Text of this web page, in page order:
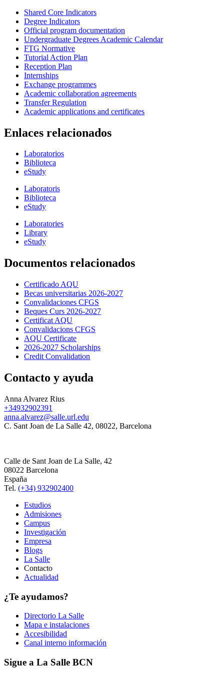
Shared Core Indicators
Degree Indicators
Official program documentation
Undergraduate Degrees Academic Calendar
FTG Normative
Tutorial Action Plan
Reception Plan
Internships
Exchange programmes
Academic collaboration agreements
Transfer Regulation
Academic applications and certificates
Enlaces relacionados
Laboratorios
Biblioteca
eStudy
Laboratoris
Biblioteca
eStudy
Laboratories
Library
eStudy
Documentos relacionados
Certificado AQU
Becas universitarias 2026-2027
Convalidaciones CFGS
Beques Curs 2026-2027
Certificat AQU
Convalidacions CFGS
AQU Certificate
2026-2027 Scholarships
Credit Convalidation
Contacto y ayuda
Anna Alvarez Rius
+34932902391
anna.alvarez@salle.url.edu
C. Sant Joan de La Salle 42, 08022, Barcelona
Calle de Sant Joan de La Salle, 42
08022 Barcelona
España
Tel. (+34) 932902400
Estudios
Admisiones
Campus
Investigación
Empresa
Blogs
La Salle
Contacto
Actualidad
¿Te ayudamos?
Directorio La Salle
Mapa e instalaciones
Accesibilidad
Canal interno información
Sigue a La Salle BCN